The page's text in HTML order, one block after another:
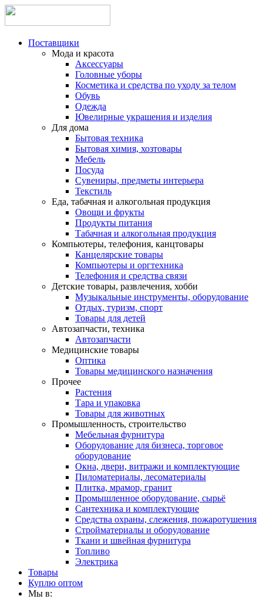
Поставщики
Мода и красота
Аксессуары
Головные уборы
Косметика и средства по уходу за телом
Обувь
Одежда
Ювелирные украшения и изделия
Для дома
Бытовая техника
Бытовая химия, хозтовары
Мебель
Посуда
Сувениры, предметы интерьера
Текстиль
Еда, табачная и алкогольная продукция
Овощи и фрукты
Продукты питания
Табачная и алкогольная продукция
Компьютеры, телефония, канцтовары
Канцелярские товары
Компьютеры и оргтехника
Телефония и средства связи
Детские товары, развлечения, хобби
Музыкальные инструменты, оборудование
Отдых, туризм, спорт
Товары для детей
Автозапчасти, техника
Автозапчасти
Медицинские товары
Оптика
Товары медицинского назначения
Прочее
Растения
Тара и упаковка
Товары для животных
Промышленность, строительство
Мебельная фурнитура
Оборудование для бизнеса, торговое
оборудование
Окна, двери, витражи и комплектующие
Пиломатериалы, лесоматериалы
Плитка, мрамор, гранит
Промышленное оборудование, сырьё
Сантехника и комплектующие
Средства охраны, слежения, пожаротушения
Стройматериалы и оборудование
Ткани и швейная фурнитура
Топливо
Электрика
Товары
Куплю оптом
Мы в: